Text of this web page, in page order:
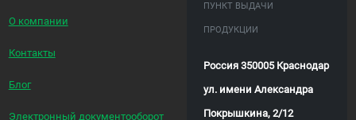
О компании
Контакты
Блог
Электронный документооборот
ПУНКТ ВЫДАЧИ
ПРОДУКЦИИ
Россия 350005 Краснодар
ул. имени Александра
Покрышкина, 2/12